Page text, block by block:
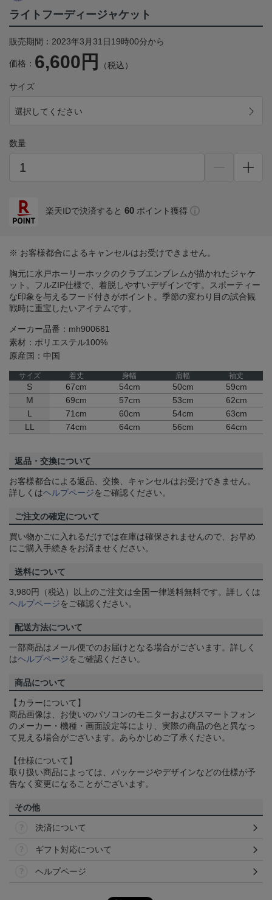
ライトフーディージャケット
販売期間：2023年3月31日19時00分から
価格： 6,600円 （税込）
サイズ
選択してください
数量
楽天IDで決済すると 60 ポイント獲得
※ お客様都合によるキャンセルはお受けできません。
胸元に水戸ホーリーホックのクラブエンブレムが描かれたジャケ
ット。フルZIP仕様で、着脱しやすいデザインです。スポーティー
な印象を与えるフード付きがポイント。季節の変わり目の試合観
戦時に重宝したいアイテムです。
メーカー品番：mh900681
素材：ポリエステル100%
原産国：中国
サイズ 着丈 身幅 肩幅 袖丈
S 67cm 54cm 50cm
59cm
M
69cm 57cm 53cm
62cm
L
71cm 60cm 54cm
63cm
LL
74cm 64cm 56cm 64cm
返品・交換について
お客様都合による返品、交換、キャンセルはお受けできません。
詳しくはヘルプページをご確認ください。
ご注文の確定について
買い物かごに入れるだけでは在庫は確保されませんので、お早め
にご購入手続きをお済ませください。
送料について
3,980円（税込）以上のご注文は全国一律送料無料です。詳しくは
ヘルプページをご確認ください。
配送方法について
一部商品はメール便でのお届けとなる場合がございます。詳しく
はヘルプページをご確認ください。
商品について
【カラーについて】
商品画像は、お使いのパソコンのモニターおよびスマートフォン
のメーカー・機種・画面設定等により、実際の商品の色と異なっ
て見える場合がございます。あらかじめご了承ください。
【仕様について】
取り扱い商品によっては、パッケージやデザインなどの仕様が予
告なく変更になることがございます。
その他
決済について
ギフト対応について
ヘルプページ